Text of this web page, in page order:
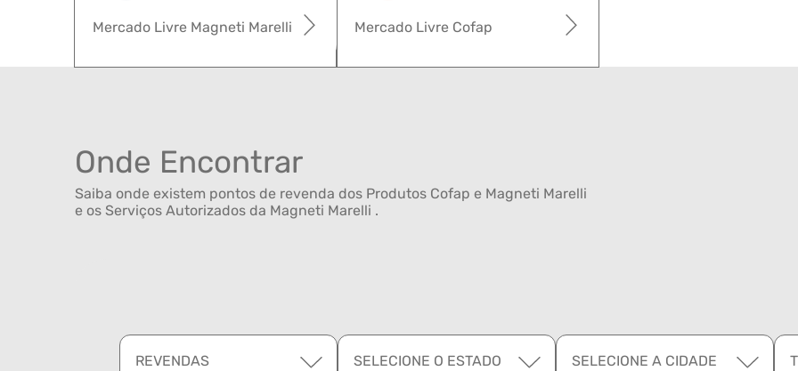
Mercado Livre Cofap
Mercado Livre Magneti Marelli
Onde Encontrar
Saiba onde existem pontos de revenda dos Produtos Cofap e Magneti Marelli
e os Serviços Autorizados da Magneti Marelli .
REVENDAS SELECIONE O ESTADO SELECIONE A CIDADE